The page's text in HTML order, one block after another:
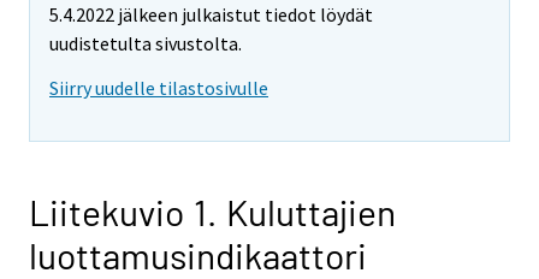
5.4.2022 jälkeen julkaistut tiedot löydät
uudistetulta sivustolta.
Siirry uudelle tilastosivulle
Liitekuvio 1. Kuluttajien
luottamusindikaattori